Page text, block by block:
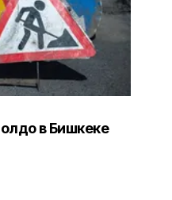
в Бишкеке